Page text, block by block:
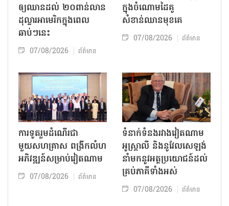
ឲ្យឈានដល់ ២០ពាន់លាន
ដុល្លារអាមេរិកក្នុងពេល
ឆាប់ៗនេះ
07/08/2026 ព័ត៌មាន
ក្នុងចំណោមដៃគូ
សំខាន់ឈានមុខគេ
07/08/2026 ព័ត៌មាន
ការទូតរួមដំណើរជា
មួយសហគ្រាស ពង្រីកលំហ
អភិវឌ្ឍន៍សម្រាប់វៀតណាម
07/08/2026 ព័ត៌មាន
ទំនាក់ទំនងរវាងវៀតណាម
អូស្ត្រាលី និងនូវែលសេឡង់
នាំមកនូវអត្ថប្រយោជន៍ដល់
គ្រប់ភាគីទាំងអស់
07/08/2026 ព័ត៌មាន